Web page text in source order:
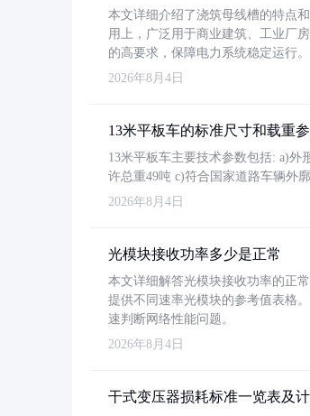
本文详细介绍了浇筑母线槽的特点
用上，广泛用于商业建筑、工业厂
的高要求，保障电力系统稳定运行。
2026年8月4日
13米平板车的标准尺寸和载重
13米平板车主要技术参数包括: a)外
许总重49吨 c)符合国家道路车辆外
2026年8月4日
光模块接收功率多少是正常
本文详细解答光模块接收功率的正
提供不同速率光模块的参考值表格
速判断网络性能问题。
2026年8月4日
干式变压器损耗标准一览表及